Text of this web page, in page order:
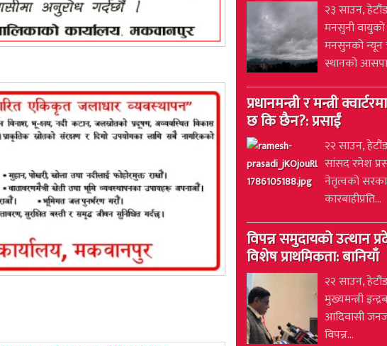
२३ साउन,
मनसुनी वायुको
मनसुनको न्यून
स्थानको
प्रधानमन्त्री र मन्त्री
छ कि छैन?: प्रसाईं
२२ साउन,
सांसद रमेश
नेतृत्वको
कारबाहीप्रति...
विपन्न समुदायको उत्थान
विशेष प्राथमिकता: बानियाँ
२२ साउन,
मुख्यमन्त्री
आदिवासी
विपन्न...